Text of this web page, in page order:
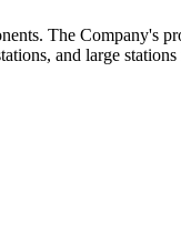
The Company's
and large